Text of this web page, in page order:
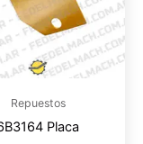
Repuestos
Placa